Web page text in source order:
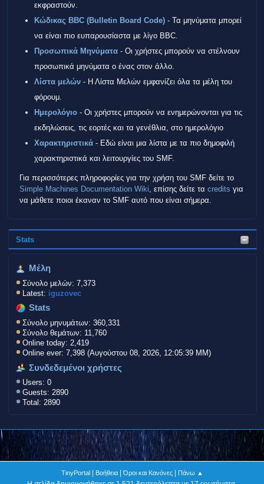
Stats
Μέλη
Σύνολο μελών: 7,373
Latest: iguzovec
Stats
Σύνολο μηνυμάτων: 360,331
Σύνολο θεμάτων: 11,760
Online today: 2,419
Online ever: 7,398 (Αυγούστου 08, 2026, 12:05:39 ΜΜ)
Συνδεδεμένοι χρήστες
Users: 0
Guests: 2890
Total: 2890
εκφραστούν.
Κώδικας BBC (Bulletin Board Code) - Τα μηνύματα μπορεί
να είναι πιο ευπαρουσίαστα με λίγο BBC.
Προσωπικά Μηνύματα - Οι χρήστες μπορούν να στέλνουν
προσωπικά μηνύματα ο ένας στον άλλο.
Λίστα μελών - Η Λίστα Μελών εμφανίζει όλα τα μέλη του
φόρουμ.
Ημερολόγιο - Οι χρήστες μπορούν να ενημερώνονται για τις
εκδηλώσεις, τις εορτές και τα γενέθλια, στο ημερολόγιο
Χαρακτηριστικά - Εδώ είναι μια λίστα με τα πιο δημοφιλή
χαρακτηριστικά και λειτουργίες του SMF.
Για περισσότερες πληροφορίες για την χρήση του SMF δείτε το
Simple Machines Documentation Wiki, επίσης δείτε τα credits για
να μάθετε ποιοι έκαναν το SMF αυτό που είναι σήμερα.
TinyPortal| Βοήθεια|Όροι και Κανόνες| Πάνω ▲